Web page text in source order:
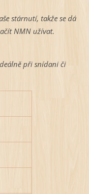
stárnutí, takže se dá
NMN užívat.
při snídani či